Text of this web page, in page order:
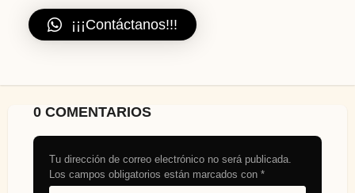
¡¡¡Contáctanos!!!
0 COMENTARIOS
Tu dirección de correo electrónico no será publicada.
Los campos obligatorios están marcados con *